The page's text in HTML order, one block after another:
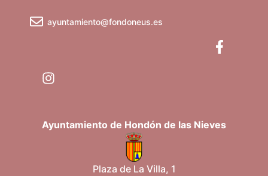
ayuntamiento@fondoneus.es
Ayuntamiento de Hondón de las Nieves
Plaza de La Villa, 1